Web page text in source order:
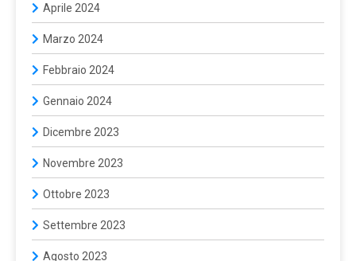
Aprile 2024
Marzo 2024
Febbraio 2024
Gennaio 2024
Dicembre 2023
Novembre 2023
Ottobre 2023
Settembre 2023
Agosto 2023